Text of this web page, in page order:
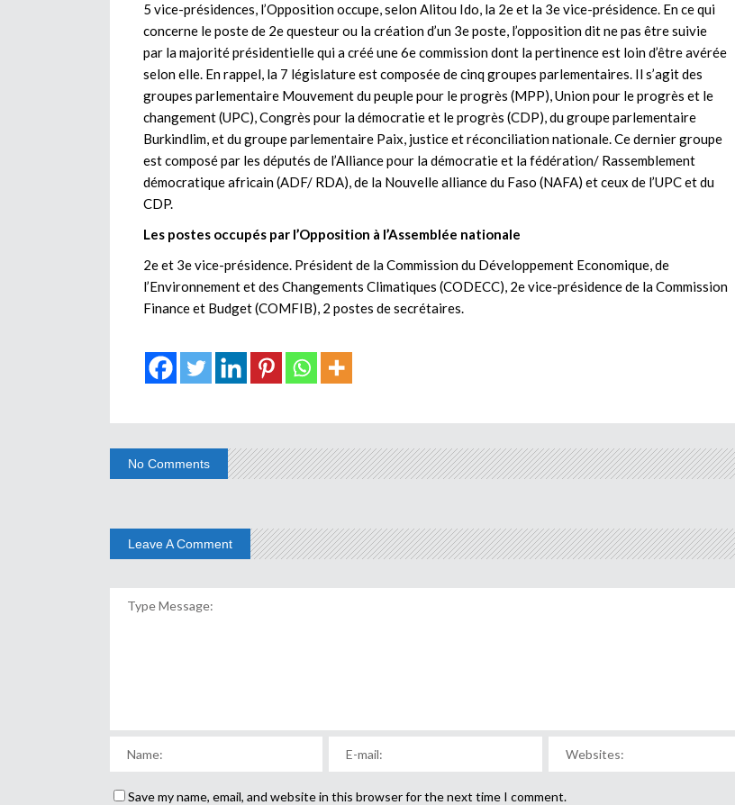
5 vice-présidences, l’Opposition occupe, selon Alitou Ido, la 2e et la 3e vice-présidence. En ce qui
concerne le poste de 2e questeur ou la création d’un 3e poste, l’opposition dit ne pas être suivie
par la majorité présidentielle qui a créé une 6e commission dont la pertinence est loin d’être avérée
selon elle. En rappel, la 7 législature est composée de cinq groupes parlementaires. Il s’agit des
groupes parlementaire Mouvement du peuple pour le progrès (MPP), Union pour le progrès et le
changement (UPC), Congrès pour la démocratie et le progrès (CDP), du groupe parlementaire
Burkindlim, et du groupe parlementaire Paix, justice et réconciliation nationale. Ce dernier groupe
est composé par les députés de l’Alliance pour la démocratie et la fédération/ Rassemblement
démocratique africain (ADF/ RDA), de la Nouvelle alliance du Faso (NAFA) et ceux de l’UPC et du
CDP.
Les postes occupés par l’Opposition à l’Assemblée nationale
2e et 3e vice-présidence. Président de la Commission du Développement Economique, de
l’Environnement et des Changements Climatiques (CODECC), 2e vice-présidence de la Commission
Finance et Budget (COMFIB), 2 postes de secrétaires.
No Comments
Leave A Comment
Save my name, email, and website in this browser for the next time I comment.